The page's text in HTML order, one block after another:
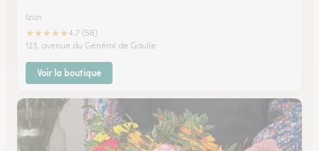
Izon
★★★★★4.7 (56)
123, avenue du Général de Gaulle
Voir la boutique